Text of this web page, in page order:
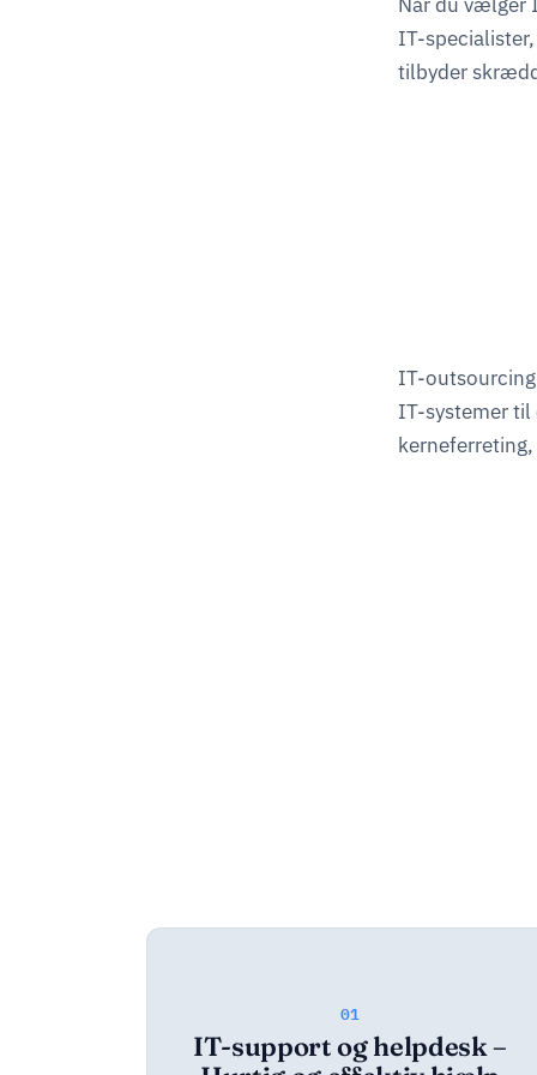
IT-
tilbyder
IT-
IT-systemer til
01
IT-support og helpdesk –